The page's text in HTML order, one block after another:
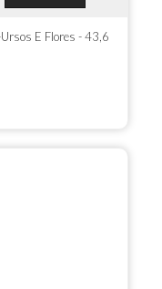
E Flores - 43,6